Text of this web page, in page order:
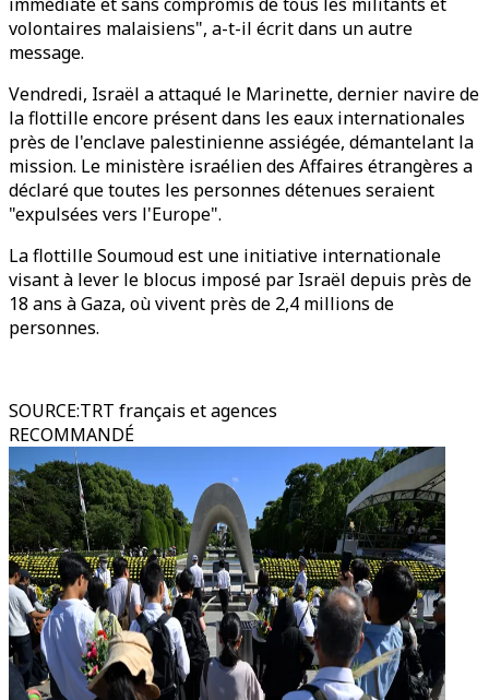
volontaires malaisiens", a-t-il écrit dans un autre
message.
Vendredi, Israël a attaqué le Marinette, dernier navire de
la flottille encore présent dans les eaux internationales
près de l'enclave palestinienne assiégée, démantelant la
mission. Le ministère israélien des Affaires étrangères a
déclaré que toutes les personnes détenues seraient
"expulsées vers l'Europe".
La flottille Soumoud est une initiative internationale
visant à lever le blocus imposé par Israël depuis près de
18 ans à Gaza, où vivent près de 2,4 millions de
personnes.
SOURCE:TRT français et agences
RECOMMANDÉ